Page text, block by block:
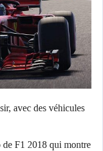
avec des véhicules
F1 2018 qui montre